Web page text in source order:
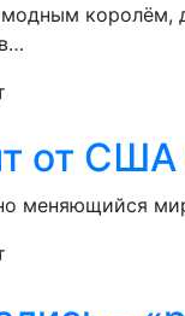
королём,
от США
меняющийся